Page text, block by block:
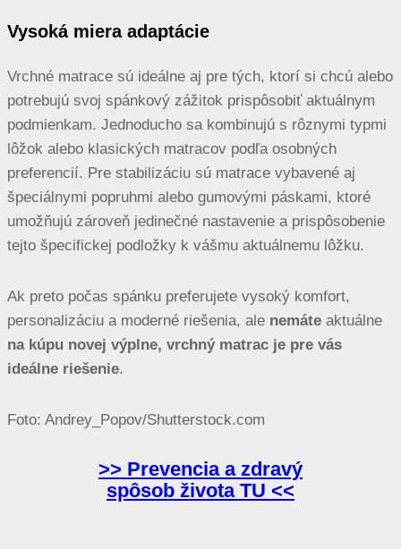
Vysoká miera adaptácie
Vrchné matrace sú ideálne aj pre tých, ktorí si chcú alebo
potrebujú svoj spánkový zážitok prispôsobiť aktuálnym
podmienkam. Jednoducho sa kombinujú s rôznymi typmi
lôžok alebo klasických matracov podľa osobných
preferencií. Pre stabilizáciu sú matrace vybavené aj
špeciálnymi popruhmi alebo gumovými páskami, ktoré
umožňujú zároveň jedinečné nastavenie a prispôsobenie
tejto špecifickej podložky k vášmu aktuálnemu lôžku.
Ak preto počas spánku preferujete vysoký komfort,
personalizáciu a moderné riešenia, ale nemáte aktuálne
na kúpu novej výplne, vrchný matrac je pre vás
ideálne riešenie.
Foto: Andrey_Popov/Shutterstock.com
>> Prevencia a zdravý
spôsob života TU <<